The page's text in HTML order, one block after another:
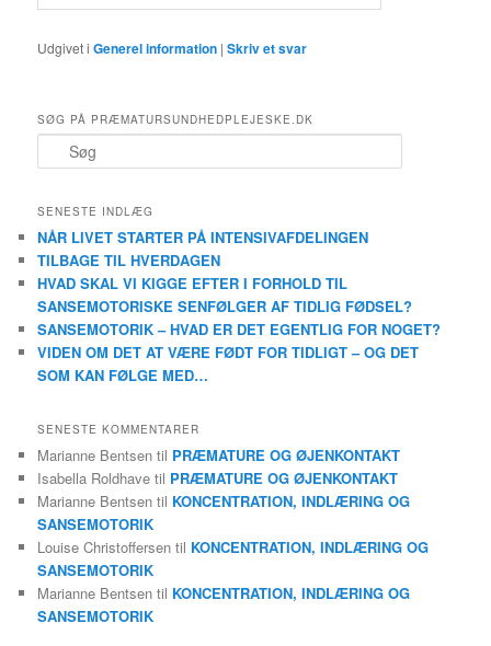
Udgivet i Generel information |Skriv et svar
SØG PÅ PRÆMATURSUNDHEDPLEJESKE.DK
ø
SENESTE INDLÆG
NÅR LIVET STARTER PÅ INTENSIVAFDELINGEN
TILBAGE TIL HVERDAGEN
HVAD SKAL VI KIGGE EFTER I FORHOLD TIL
SANSEMOTORISKE SENFØLGER AF TIDLIG FØDSEL?
SANSEMOTORIK – HVAD ER DET EGENTLIG FOR NOGET?
VIDEN OM DET AT VÆRE FØDT FOR TIDLIGT – OG DET
SOM KAN FØLGE MED…
SENESTE KOMMENTARER
Marianne Bentsen til PRÆMATURE OG ØJENKONTAKT
Isabella Roldhave til PRÆMATURE OG ØJENKONTAKT
Marianne Bentsen til KONCENTRATION, INDLÆRING OG
SANSEMOTORIK
Louise Christoffersen til KONCENTRATION, INDLÆRING OG
SANSEMOTORIK
Marianne Bentsen til KONCENTRATION, INDLÆRING OG
SANSEMOTORIK